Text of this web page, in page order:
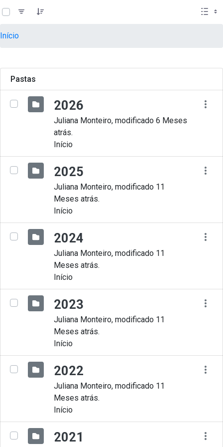
Pular para o Conteúdo principal
teste descricao
Início
Pastas
2026
Juliana Monteiro, modificado 6 Meses
atrás.
Início
2025
Juliana Monteiro, modificado 11
Meses atrás.
Início
2024
Juliana Monteiro, modificado 11
Meses atrás.
Início
2023
Juliana Monteiro, modificado 11
Meses atrás.
Início
2022
Juliana Monteiro, modificado 11
Meses atrás.
Início
2021